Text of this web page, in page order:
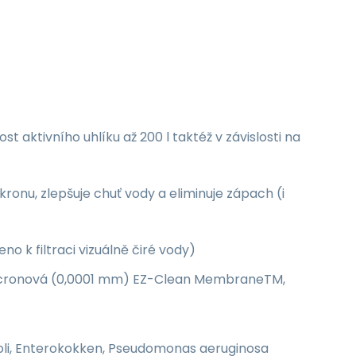
aktivního uhlíku až 200 l taktéž v závislosti na
zlepšuje chuť vody a eliminuje zápach (i
k filtraci vizuálně čiré vody)
(0,0001 mm) EZ-Clean MembraneTM,
Enterokokken, Pseudomonas aeruginosa